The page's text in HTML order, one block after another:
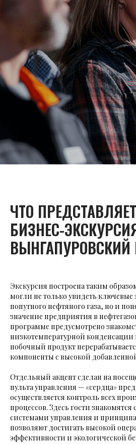
ЧТО
БИЗНЕС-
ВЫНГАПУРОВСКИЙ
Экскурсия построена таким
могли не только увидеть ключевые
попутного нефтяного газа, но и
значение предприятия в
программе предусмотрено
низкотемпературной
побочный продукт
компоненты с высокой
Отдельный акцент сделан на
пульта управления — «сердца»
осуществляется контроль всех
процессов. Здесь гости
системами управления и
позволяют достигать высокой
эффективности и экологической